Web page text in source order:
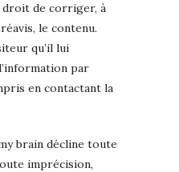
de corriger, à
le contenu.
qu’il lui
par
en contactant la
brain décline toute
imprécision,